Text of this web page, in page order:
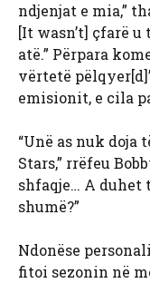
ndjenjat e mia,”
[It wasn’t] çfarë
atë.” Përpara
vërtetë
emisionit, e cila
“Unë as nuk
Stars,” rrëfeu
shfaqje… A duhet
shumë?”
Ndonëse
fitoi sezonin në